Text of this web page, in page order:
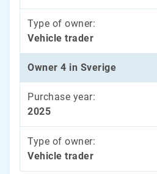
Type of owner:
Vehicle trader
Owner 4 in Sverige
Purchase year:
2025
Type of owner:
Vehicle trader